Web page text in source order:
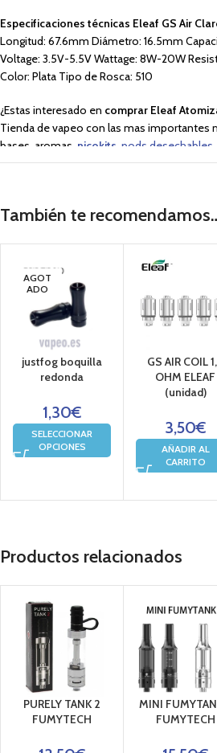
Especificaciones técnicas Eleaf GS Air
Longitud: 67.6mm Diámetro: 16.5mm
Voltage: 3.5V-5.5V Wattage: 8W-20W
Color: Plata Tipo de Rosca: 510
¿Estas interesado en comprar Eleaf
Tienda de vapeo con las mas importantes
bases, aromas, nicokits pods desechables
mods digitales,kits de vapeo,baterías y
También te
AGOT
ADO
justfog boquilla
redonda
1,30€
SELECCIONAR
OPCIONES
GS AIR COIL
OHM ELEAF
(unidad)
3,50€
AÑADIR AL
CARRITO
Productos relacionados
PURELY TANK 2
FUMYTECH
MINI
FUMYTECH